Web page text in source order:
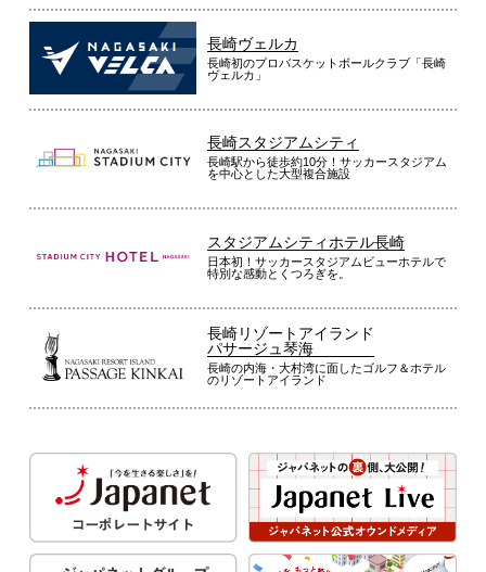
長崎ヴェルカ
長崎初のプロバスケットボールクラブ「長崎
ヴェルカ」
長崎スタジアムシティ
長崎駅から徒歩約10分！サッカースタジアム
を中心とした大型複合施設
スタジアムシティホテル長崎
日本初！サッカースタジアムビューホテルで
特別な感動とくつろぎを。
長崎リゾートアイランド
パサージュ琴海
長崎の内海・大村湾に面したゴルフ＆ホテル
のリゾートアイランド